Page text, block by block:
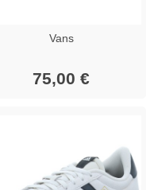
Vans
75,00 €